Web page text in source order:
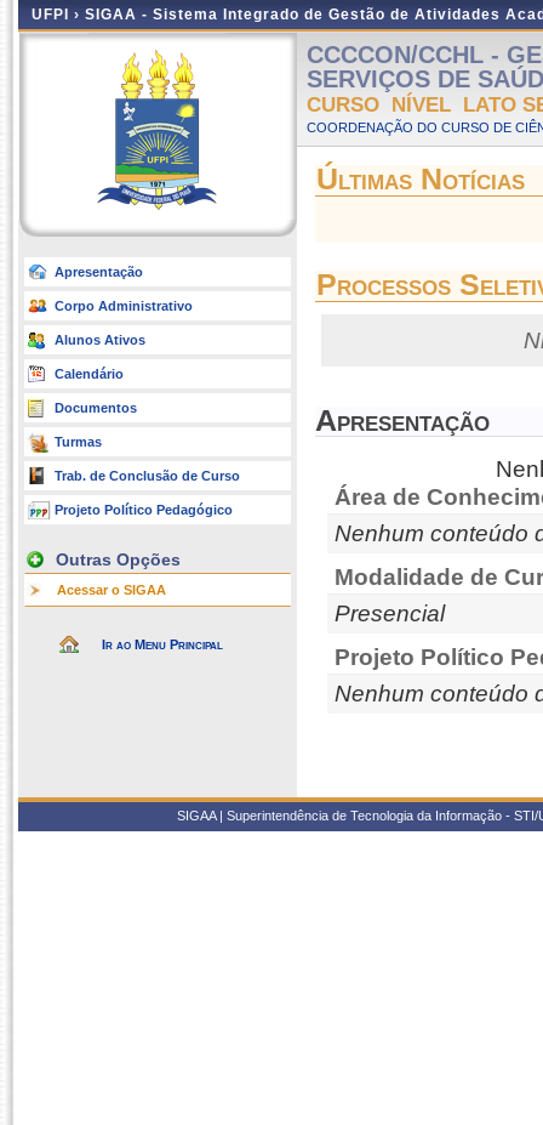
UFPI › SIGAA - Sistema Integrado de Gestão de Atividades
Apresentação
Corpo Administrativo
Alunos Ativos
Calendário
Documentos
Turmas
Trab. de Conclusão de Curso
Projeto Político Pedagógico
Outras Opções
Acessar o SIGAA
Ir ao Menu Principal
CCCCON/CCHL -
SERVIÇOS DE
CURSO NÍVEL LATO
COORDENAÇÃO DO CURSO DE
Últimas Notícias
Processos
Apresentação
Área de
Nenhum conteúdo
Modalidade de
Presencial
Projeto Político
Nenhum conteúdo
SIGAA | Superintendência de Tecnologia da Informação -